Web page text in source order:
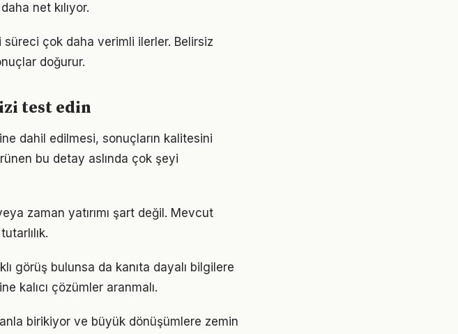
net kılıyor.
çok daha verimli ilerler. Belirsiz
doğurur.
test edin
dahil edilmesi, sonuçların kalitesini
bu detay aslında çok şeyi
zaman yatırımı şart değil. Mevcut
görüş bulunsa da kanıta dayalı bilgilere
kalıcı çözümler aranmalı.
birikiyor ve büyük dönüşümlere zemin